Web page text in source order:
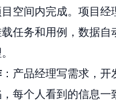
空间内完成。项目经
任务和用例，数据自
：产品经理写需求，开
每个人看到的信息一